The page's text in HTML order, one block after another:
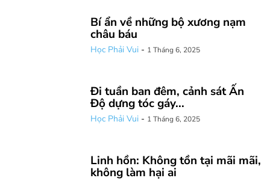
Bí ẩn về những bộ xương nạm
châu báu
Học Phải Vui - 1 Tháng 6, 2025
Đi tuần ban đêm, cảnh sát Ấn
Độ dựng tóc gáy...
Học Phải Vui - 1 Tháng 6, 2025
Linh hồn: Không tồn tại mãi mãi,
không làm hại ai